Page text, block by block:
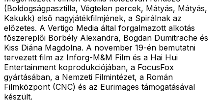
(Boldogságpasztilla, Végtelen percek, Mátyás, Mátyás,
Kakukk) első nagyjátékfilmjének, a Spirálnak az
előzetes. A Vertigo Media által forgalmazott alkotás
főszereplői Borbély Alexandra, Bogdan Dumitrache és
Kiss Diána Magdolna. A november 19-én bemutatni
tervezett film az Inforg-M&M Film és a Hai Hui
Entertainment koprodukciójában, a FocusFox
gyártásában, a Nemzeti Filmintézet, a Román
Filmközpont (CNC) és az Eurimages támogatásával
készült.